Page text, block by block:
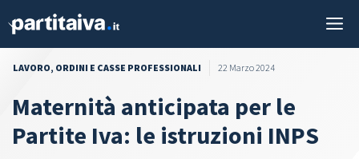
LAVORO, ORDINI E CASSE PROFESSIONALI 22 Marzo 2024
Maternità anticipata per le
Partite Iva: le istruzioni INPS